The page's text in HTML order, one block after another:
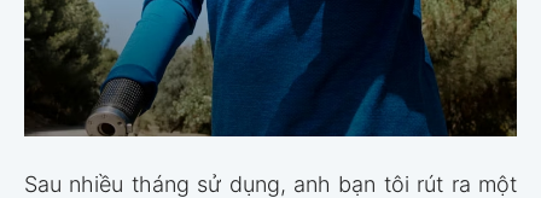
Sau nhiều tháng sử dụng, anh bạn tôi rút ra một